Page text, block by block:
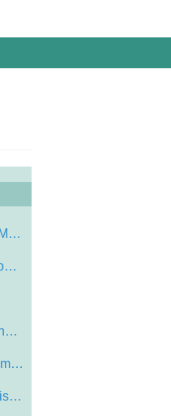
Hur du kommer igång Online Marketing
Internet: Din fönster mot rikedom och S…
Do It Yourself Internet Marketing, eller…
Top Ten sätt att använda reklamprodukt…
Amerikansk fotboll Vs Europeiska Footbal…